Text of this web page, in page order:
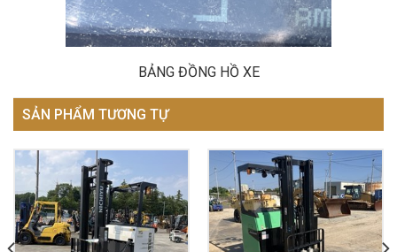
BẢNG ĐỒNG HỒ XE
SẢN PHẨM TƯƠNG TỰ